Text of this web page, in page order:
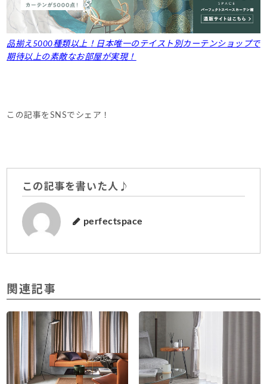
品揃え5000種類以上！日本唯一のテイスト別カーテンショップで
期待以上の素敵なお部屋が実現！
この記事をSNSでシェア！
この記事を書いた人♪
perfectspace
関連記事